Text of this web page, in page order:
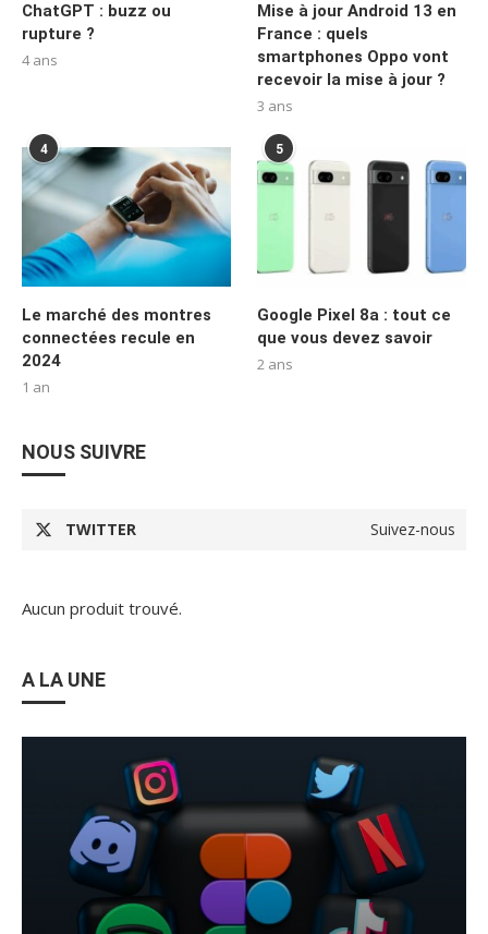
ChatGPT : buzz ou
rupture ?
4 ans
Mise à jour Android 13 en
France : quels
smartphones Oppo vont
recevoir la mise à jour ?
3 ans
4
Le marché des montres
connectées recule en
2024
1 an
5
Google Pixel 8a : tout ce
que vous devez savoir
2 ans
NOUS SUIVRE
TWITTER Suivez-nous
Aucun produit trouvé.
A LA UNE